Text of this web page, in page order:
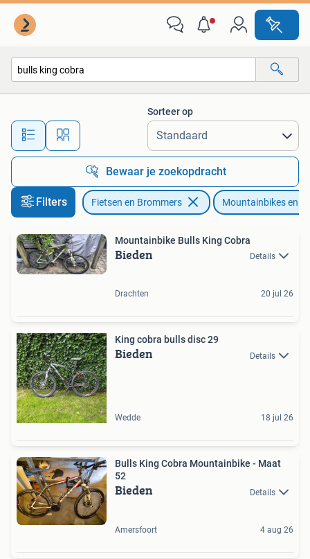
Alle afstanden…
Sorteer op
Bewaar je zoekopdracht
Filters Fietsen en Brommers Mountainbikes en
Mountainbike Bulls King Cobra
Bieden Details
Drachten 20 jul 26
King cobra bulls disc 29
Bieden Details
Wedde 18 jul 26
Bulls King Cobra Mountainbike - Maat
52
Bieden Details
Amersfoort 4 aug 26